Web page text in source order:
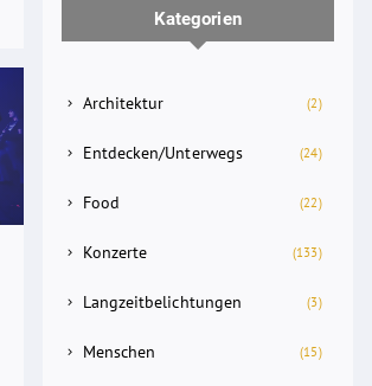
Kategorien
Architektur (2)
Entdecken/Unterwegs (24)
Food (22)
Konzerte (133)
Langzeitbelichtungen (3)
Menschen (15)